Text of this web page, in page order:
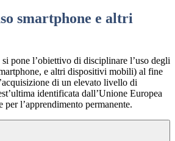
smartphone e altri
pone l’obiettivo di disciplinare l’uso degli
e altri dispositivi mobili) al fine
di un elevato livello di
identificata dall’Unione Europea
per l’apprendimento permanente.